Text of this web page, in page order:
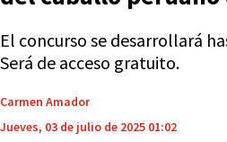
El concurso se desarrollará
Será de acceso gratuito.
Carmen Amador
Jueves, 03 de julio de 2025 01:02